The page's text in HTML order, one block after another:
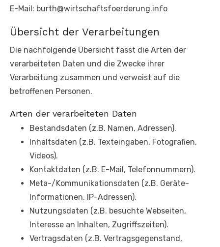
E-Mail: burth@wirtschaftsfoerderung.info
Übersicht der Verarbeitungen
Die nachfolgende Übersicht fasst die Arten der
verarbeiteten Daten und die Zwecke ihrer
Verarbeitung zusammen und verweist auf die
betroffenen Personen.
Arten der verarbeiteten Daten
Bestandsdaten (z.B. Namen, Adressen).
Inhaltsdaten (z.B. Texteingaben, Fotografien,
Videos).
Kontaktdaten (z.B. E-Mail, Telefonnummern).
Meta-/Kommunikationsdaten (z.B. Geräte-
Informationen, IP-Adressen).
Nutzungsdaten (z.B. besuchte Webseiten,
Interesse an Inhalten, Zugriffszeiten).
Vertragsdaten (z.B. Vertragsgegenstand,